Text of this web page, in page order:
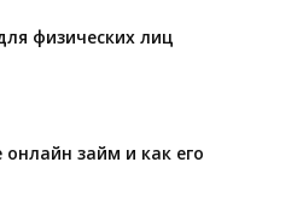
физических лиц
онлайн займ и как его